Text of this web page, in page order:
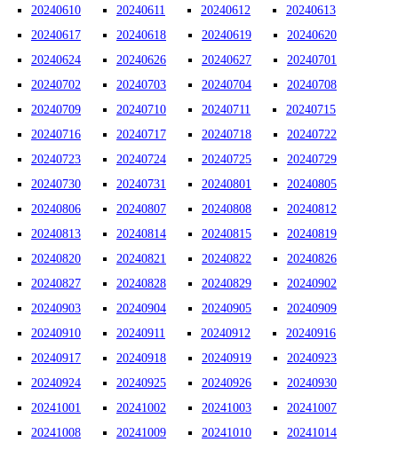
20240610 20240611 20240612
20240613
20240617
20240618 20240619
20240620
20240624
20240626 20240627
20240701
20240702
20240703 20240704
20240708
20240709
20240710 20240711
20240715
20240716
20240717 20240718
20240722
20240723
20240724 20240725
20240729
20240730
20240731 20240801
20240805
20240806
20240807 20240808
20240812
20240813
20240814 20240815
20240819
20240820
20240821 20240822
20240826
20240827
20240828 20240829
20240902
20240903
20240904 20240905
20240909
20240910
20240911 20240912
20240916
20240917
20240918 20240919
20240923
20240924
20240925 20240926
20240930
20241001
20241002 20241003
20241007
20241008
20241009 20241010
20241014